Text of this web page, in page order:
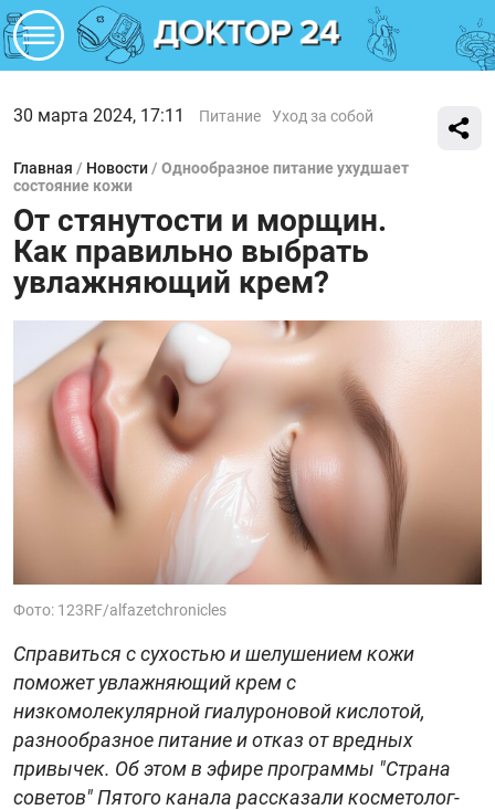
30 марта 2024, 17:11 Питание Уход за собой
Главная / Новости / Однообразное питание ухудшает
состояние кожи
От стянутости и морщин.
Как правильно выбрать
увлажняющий крем?
Фото: 123RF/alfazetchronicles
Справиться с сухостью и шелушением кожи
поможет увлажняющий крем с
низкомолекулярной гиалуроновой кислотой,
разнообразное питание и отказ от вредных
привычек. Об этом в эфире программы "Страна
советов" Пятого канала рассказали косметолог-